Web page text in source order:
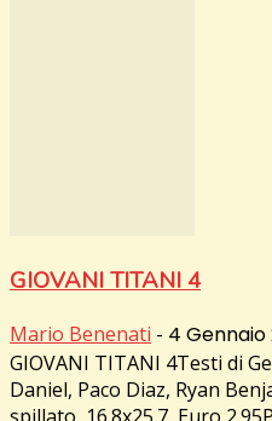
GIOVANI TITANI 4
Mario Benenati - 4 Gennaio
GIOVANI TITANI 4Testi di
Daniel, Paco Diaz, Ryan